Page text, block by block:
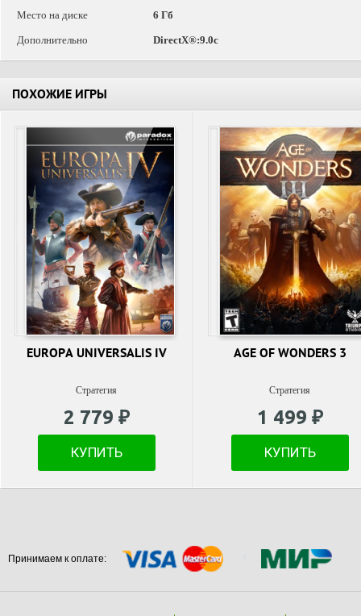
Место на диске 6 Гб
Дополнительно DirectX®:9.0c
ПОХОЖИЕ ИГРЫ
EUROPA UNIVERSALIS IV
Стратегия
2 779 ₽
КУПИТЬ
AGE OF WONDERS 3
Стратегия
1 499 ₽
КУПИТЬ
Принимаем к оплате: